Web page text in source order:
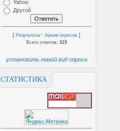
Yahoo
Другой
[ Результаты · Архив опросов ]
Всего ответов: 315
установить такой вид опроса
СТАТИСТИКА